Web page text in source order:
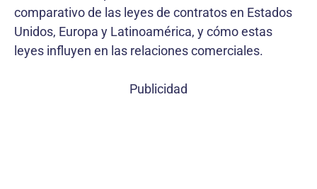
comparativo de las leyes de contratos en Estados
Unidos, Europa y Latinoamérica, y cómo estas
leyes influyen en las relaciones comerciales.
Publicidad